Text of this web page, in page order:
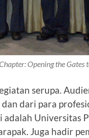
Opening the Gates
serupa.
dari para
Universitas
Juga hadir